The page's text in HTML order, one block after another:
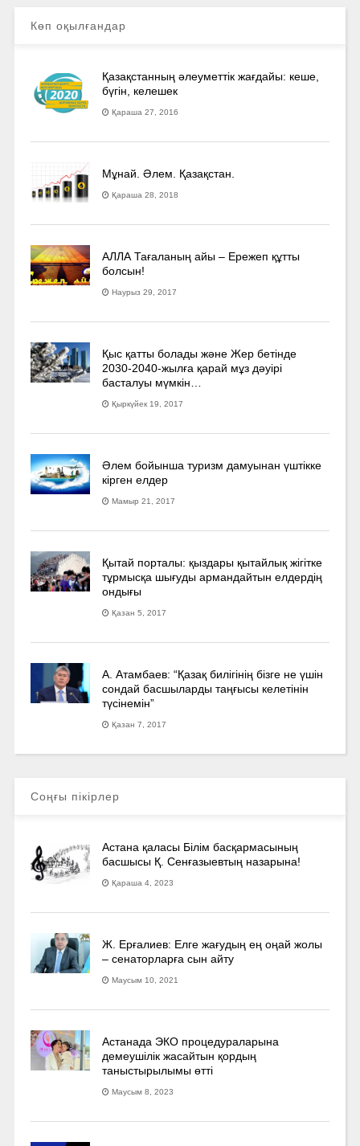
Көп оқылғандар
Қазақстанның әлеуметтік жағдайы: кеше,
бүгін, келешек
Қараша 27, 2016
Мұнай. Әлем. Қазақстан.
Қараша 28, 2018
АЛЛА Тағаланың айы – Ережеп құтты
болсын!
Наурыз 29, 2017
Қыс қатты болады және Жер бетінде
2030-2040­-жылға қарай мұз дәуірі
басталуы мүмкін…
Қыркүйек 19, 2017
Әлем бойынша туризм дамуынан үштікке
кірген елдер
Мамыр 21, 2017
Қытай порталы: қыздары қытайлық жігітке
тұрмысқа шығуды армандайтын елдердің
ондығы
Қазан 5, 2017
А. Атамбаев: “Қазақ билігінің бізге не үшін
сондай басшыларды таңғысы келетінін
түсінемін”
Қазан 7, 2017
Соңғы пікірлер
Астана қаласы Білім басқармасының
басшысы Қ. Сенғазыевтың назарына!
Қараша 4, 2023
Ж. Ерғалиев: Елге жағудың ең оңай жолы
– сенаторларға сын айту
Маусым 10, 2021
Астанада ЭКО процедураларына
демеушілік жасайтын қордың
таныстырылымы өтті
Маусым 8, 2023